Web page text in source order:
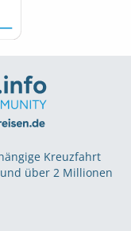
Kreuzfahrt
über 2 Millionen